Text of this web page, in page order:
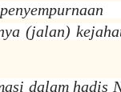
(jalan)
dalam hadis